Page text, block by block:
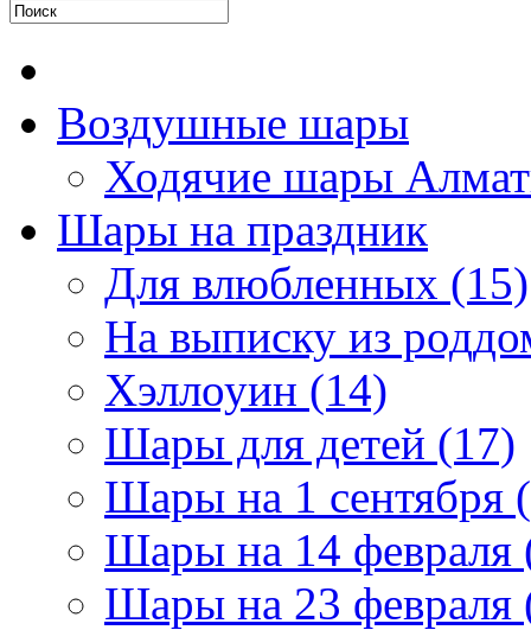
Воздушные шары
Ходячие шары
Шары на праздник
Для влюбленных (15)
На выписку из
Хэллоуин (14)
Шары для детей (17)
Шары на 1 сентября
Шары на 14 февраля
Шары на 23 февраля